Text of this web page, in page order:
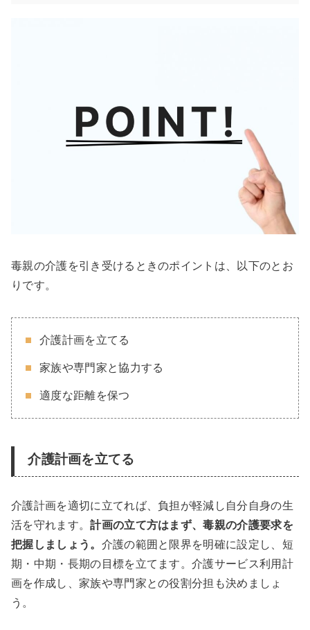
毒親の介護を引き受けるときのポイントは、以下のとお
りです。
介護計画を立てる
家族や専門家と協力する
適度な距離を保つ
介護計画を立てる
介護計画を適切に立てれば、負担が軽減し自分自身の生
活を守れます。計画の立て方はまず、毒親の介護要求を
把握しましょう。 介護の範囲と限界を明確に設定し、短
期・中期・長期の目標を立てます。介護サービス利用計
画を作成し、家族や専門家との役割分担も決めましょ
う。